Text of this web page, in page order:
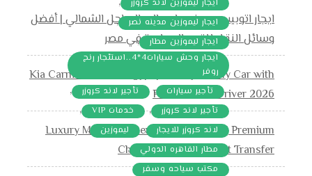
ايجار ليموزين لاند كروزر
ايجار ليموزين مدينه نصر ,
ايجار ليموزين مطار ,
ايجار وحش سيارات4*4..استئجار رنج
روفر
, تأجير سيارات , تأجير لاند كروزر ,
تأجير لاند كروزر , خدمات VIP ,
لاند كروزر للايجار , ليموزين ,
مطار القاهره الدولي ,
مكتب سياحه وسفر
ايجار اتوبيس وميني باص إلى الساحل الشمالي | أفضل
وسائل النقل للقرى السياحية في مصر
Kia Carnival Rental Egypt | Luxury Family Car with
Professional Driver 2026
Luxury Mercedes Rental Egypt 2026 | Premium
Chauffeur & VIP Airport Transfer